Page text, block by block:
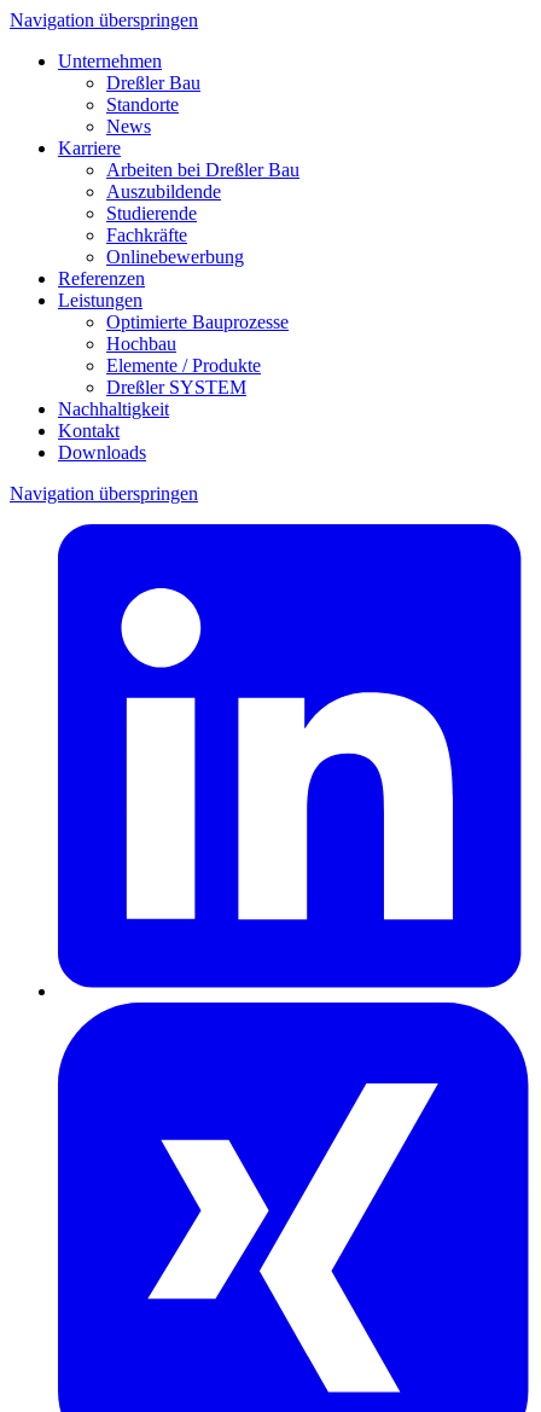
Navigation überspringen
Unternehmen
Dreßler Bau
Standorte
News
Karriere
Arbeiten bei Dreßler Bau
Auszubildende
Studierende
Fachkräfte
Onlinebewerbung
Referenzen
Leistungen
Optimierte Bauprozesse
Hochbau
Elemente / Produkte
Dreßler SYSTEM
Nachhaltigkeit
Kontakt
Downloads
Navigation überspringen